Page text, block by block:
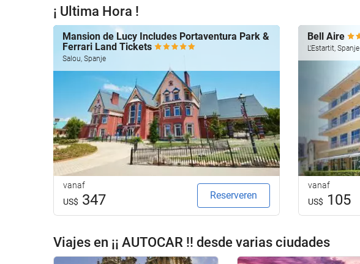
¡ Ultima Hora !
Mansion de Lucy Includes Portaventura Park &
Ferrari Land Tickets
Salou, Spanje
vanaf
US$ 347 Reserveren
Bell Aire
L'Estartit, Spanje
vanaf
US$ 105
Viajes en ¡¡ AUTOCAR !! desde varias ciudades